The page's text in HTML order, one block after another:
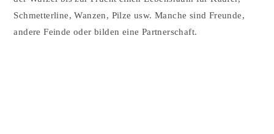
Schmetterline, Wanzen, Pilze usw. Manche sind Freunde,
andere Feinde oder bilden eine Partnerschaft.